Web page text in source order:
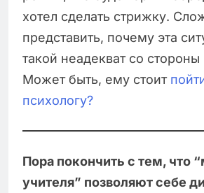
хотел сделать стрижку.
представить, почему эта
такой неадекват со
Может быть, ему стоит
психологу?
Пора покончить с тем, что
учителя” позволяют себе